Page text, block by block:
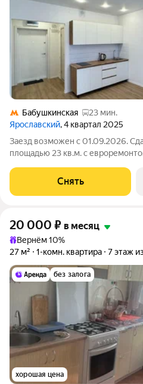
Бабушкинская
23 мин.
Ярославский, 4 квартал 2025
Заезд возможен с 01.09.2026.
площадью 23 кв.м. с
Стиральная машина Холодильник Микроволновка Дом -
монолитный, окна выходят во
Снять
20 000 ₽ в месяц
Вернём 10%
27 м²
1-комн. квартира 7 этаж
без залога
хорошая цена